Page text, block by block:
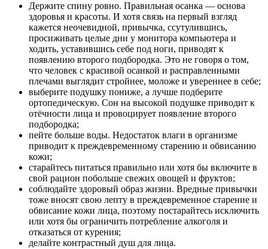
Держите спину ровно. Правильная осанка — основа
здоровья и красоты. И хотя связь на первый взгляд
кажется неочевидной, привычка, ссутулившись,
просиживать целые дни у монитора компьютера и
ходить, уставившись себе под ноги, приводят к
появлению второго подбородка. Это не говоря о том,
что человек с красивой осанкой и расправленными
плечами выглядит стройнее, моложе и увереннее в себе;
выберите подушку пониже, а лучше подберите
ортопедическую. Сон на высокой подушке приводит к
отёчности лица и провоцирует появление второго
подбородка;
пейте больше воды. Недостаток влаги в организме
приводит к преждевременному старению и обвисанию
кожи;
старайтесь питаться правильно или хотя бы включите в
свой рацион побольше свежих овощей и фруктов;
соблюдайте здоровый образ жизни. Вредные привычки
тоже вносят свою лепту в преждевременное старение и
обвисание кожи лица, поэтому постарайтесь исключить
или хотя бы ограничить потребление алкоголя и
отказаться от курения;
делайте контрастный душ для лица.